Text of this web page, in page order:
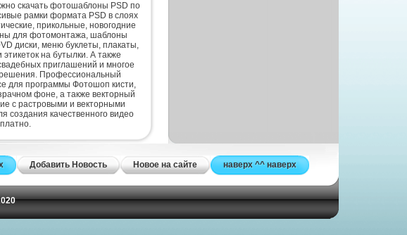
скачать фотошаблоны PSD по
рамки формата PSD в слоях
прикольные, новогодние
для фотомонтажа, шаблоны
диски, меню буклеты, плакаты,
на бутылки. А также
приглашений и многое
Профессиональный
для программы Фотошоп кисти,
фоне, а также векторный
с растровыми и векторными
качественного видео
Добавить Новость Новое на сайте наверх ^^ наверх